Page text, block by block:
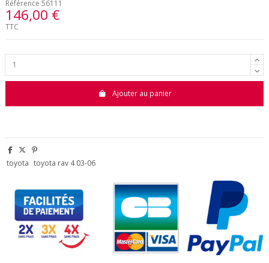
Référence 56111
146,00 €
TTC
Ajouter au panier
toyota toyota rav 4 03-06